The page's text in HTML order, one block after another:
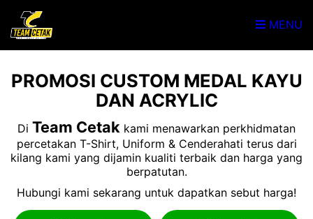
MENU
PROMOSI CUSTOM MEDAL KAYU
DAN ACRYLIC
Di Team Cetak kami menawarkan perkhidmatan
percetakan T-Shirt, Uniform & Cenderahati terus dari
kilang kami yang dijamin kualiti terbaik dan harga yang
berpatutan.
Hubungi kami sekarang untuk dapatkan sebut harga!